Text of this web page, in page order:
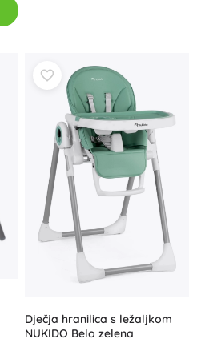
Dječja hranilica s ležaljkom
NUKIDO Belo zelena